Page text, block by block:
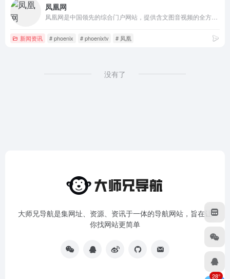
凤凰网
新闻资讯 # phoenix # phoenixtv # 凤凰
没有了
大师兄导航是集网址、资源、资讯于一体的导航网站，旨在让
你找网站更简单
28°